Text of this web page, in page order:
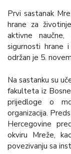
Prvi sastanak
hrane za
aktivne
sigurnosti hrane
održan je 5.
Na sastanku su
fakulteta iz
prijedloge o
organizacija.
Hercegovine
okviru Mreže,
povezivanju sa